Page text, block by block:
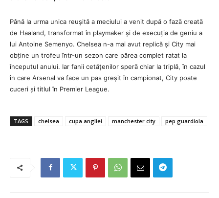
Până la urma unica reușită a meciului a venit după o fază creată
de Haaland, transformat în playmaker și de execuția de geniu a
lui Antoine Semenyo. Chelsea n-a mai avut replică și City mai
obține un trofeu într-un sezon care părea complet ratat la
începutul anului. Iar fanii cetățenilor speră chiar la triplă, în cazul
în care Arsenal va face un pas greșit în campionat, City poate
cuceri și titlul în Premier League.
TAGS chelsea cupa angliei manchester city pep guardiola